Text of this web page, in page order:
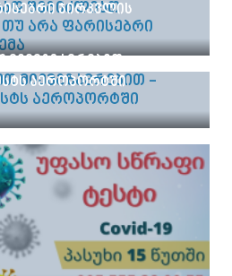
ჯირკვლის
-
აეროპორტში